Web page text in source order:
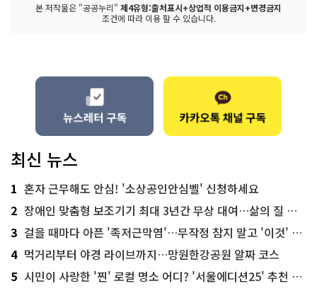
본 저작물은 "공공누리" 제4유형:출처표시+상업적 이용금지+변경금지
조건에 따라 이용 할 수 있습니다.
최신 뉴스
1 혼자 근무해도 안심! '소상공인안심벨' 신청하세요
2 장애인 맞춤형 보조기기 최대 3년간 무상 대여…삶의 질 높인다
3 걸을 때마다 아픈 '족저근막염'…무작정 참지 말고 '이것' 해보세요!
4 먹거리부터 야경 라이브까지…망원한강공원 알짜 코스
5 시민이 사랑한 '찐' 로컬 명소 어디? '서울에디션25' 추천 코스